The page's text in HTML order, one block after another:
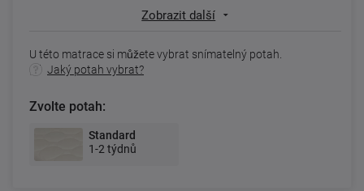
Zobrazit další
U této matrace si můžete vybrat snímatelný potah.
Jaký potah vybrat?
Zvolte potah:
Standard
1-2 týdnů